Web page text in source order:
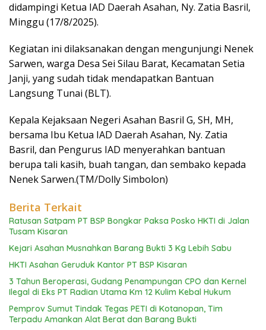
didampingi Ketua IAD Daerah Asahan, Ny. Zatia Basril,
Minggu (17/8/2025).
Kegiatan ini dilaksanakan dengan mengunjungi Nenek
Sarwen, warga Desa Sei Silau Barat, Kecamatan Setia
Janji, yang sudah tidak mendapatkan Bantuan
Langsung Tunai (BLT).
Kepala Kejaksaan Negeri Asahan Basril G, SH, MH,
bersama Ibu Ketua IAD Daerah Asahan, Ny. Zatia
Basril, dan Pengurus IAD menyerahkan bantuan
berupa tali kasih, buah tangan, dan sembako kepada
Nenek Sarwen.(TM/Dolly Simbolon)
Berita Terkait
Ratusan Satpam PT BSP Bongkar Paksa Posko HKTI di Jalan
Tusam Kisaran
Kejari Asahan Musnahkan Barang Bukti 3 Kg Lebih Sabu
HKTI Asahan Geruduk Kantor PT BSP Kisaran
3 Tahun Beroperasi, Gudang Penampungan CPO dan Kernel
Ilegal di Eks PT Radian Utama Km 12 Kulim Kebal Hukum
Pemprov Sumut Tindak Tegas PETI di Kotanopan, Tim
Terpadu Amankan Alat Berat dan Barang Bukti